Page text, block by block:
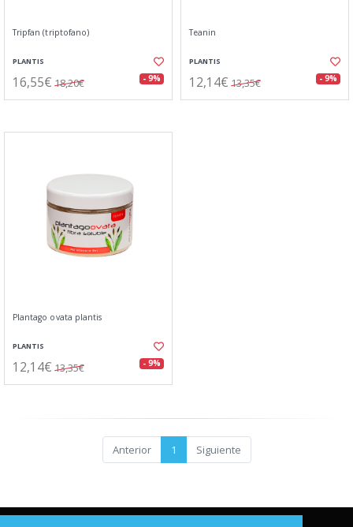
Tripfan (triptofano)
PLANTIS
16,55€ 18,20€ - 9%
Teanin
PLANTIS
12,14€ 13,35€ - 9%
Plantago ovata plantis
PLANTIS
12,14€ 13,35€ - 9%
Anterior 1 Siguiente